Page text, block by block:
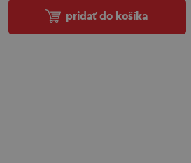
pridať do košíka